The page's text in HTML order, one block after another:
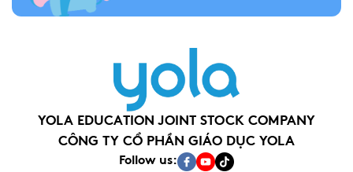
YOLA EDUCATION JOINT STOCK COMPANY
CÔNG TY CỔ PHẦN GIÁO DỤC YOLA
Follow us: